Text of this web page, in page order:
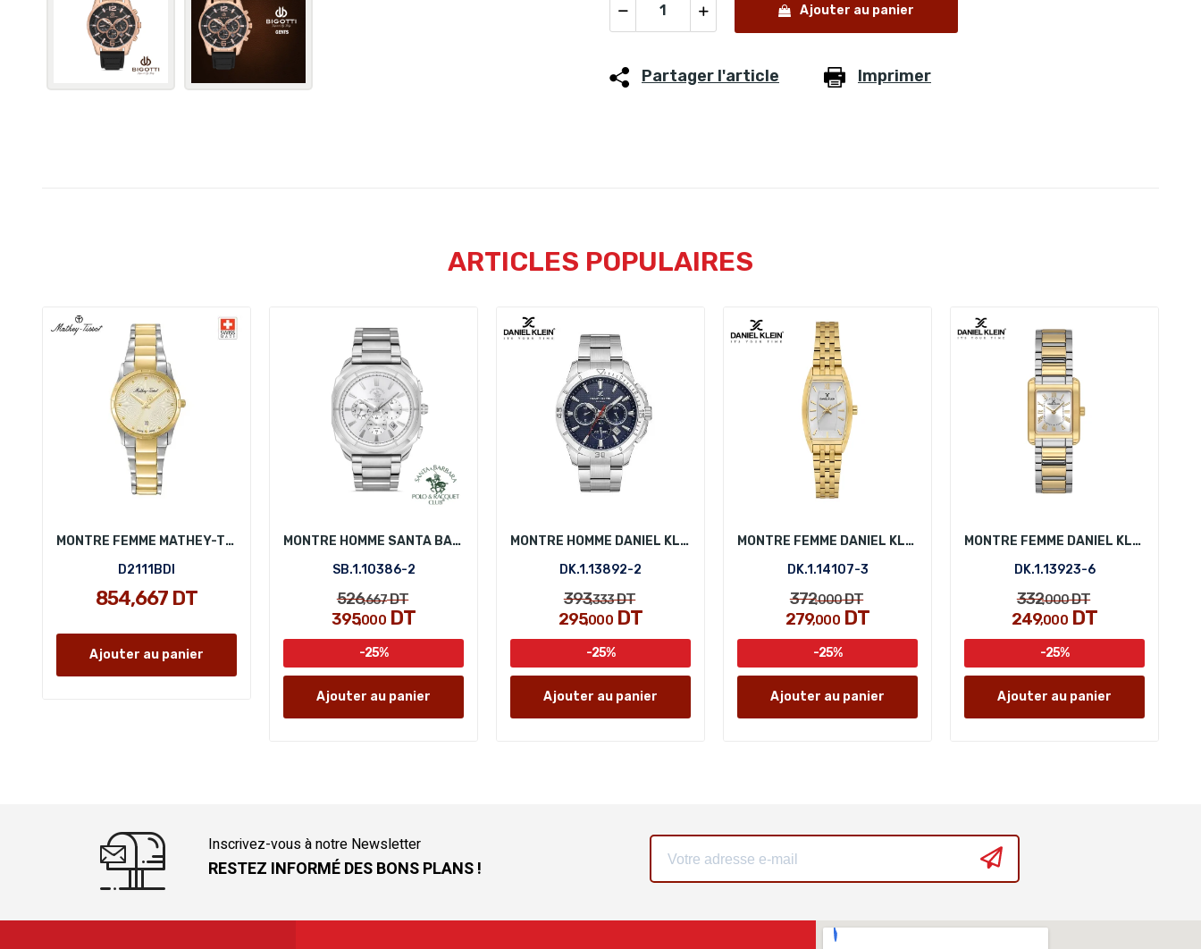
Ajouter au panier
Partager l'article Imprimer
ARTICLES POPULAIRES
MONTRE FEMME MATHEY-TISSOT D2111BDI
D2111BDI
854,667 DT
Ajouter au panier
MONTRE HOMME SANTA BARBARA POLO SB.1.10386-2
SB.1.10386-2
526,667DT
395,000DT
-25%
Ajouter au panier
MONTRE HOMME DANIEL KLEIN DK.1.13892-2
DK.1.13892-2
393,333DT
295,000DT
-25%
Ajouter au panier
MONTRE FEMME DANIEL KLEIN DK.1.14107-3
DK.1.14107-3
372,000DT
279,000DT
-25%
Ajouter au panier
MONTRE FEMME DANIEL KLEIN DK.1.13923-6
DK.1.13923-6
332,000DT
249,000DT
-25%
Ajouter au panier
Inscrivez-vous à notre Newsletter
RESTEZ INFORMÉ DES BONS PLANS !